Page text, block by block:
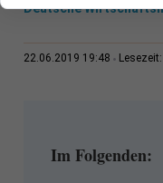
Deutsche
22.06.2019 19:48 Lesezeit:
Im Folgenden: